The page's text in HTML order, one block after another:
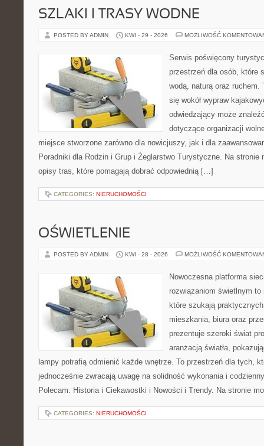
SZLAKI I TRASY WODNE
POSTED BY ADMIN KWI - 29 - 2026 MOŻLIWOŚĆ
Serwis poświęcony
przestrzeń dla osób, które
wodą, naturą oraz ruchem.
się wokół wypraw
odwiedzający może
dotyczące organizacji
miejsce stworzone zarówno dla nowicjuszy, jak i dla
Poradniki dla Rodzin i Grup i Żeglarstwo Turystyczne. Na stronie
opisy tras, które pomagają dobrać odpowiednią […]
CATEGORIES: NIERUCHOMOŚCI
OŚWIETLENIE
POSTED BY ADMIN KWI - 28 - 2026 MOŻLIWOŚĆ
Nowoczesna platforma
rozwiązaniom świetlnym
które szukają
mieszkania, biura oraz
prezentuje szeroki świat
aranżacją światła,
lampy potrafią odmienić każde wnętrze. To przestrzeń dla tych,
jednocześnie zwracają uwagę na solidność wykonania i
Polecam: Historia i Ciekawostki i Nowości i Trendy. Na stronie
CATEGORIES: NIERUCHOMOŚCI